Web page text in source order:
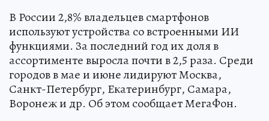
В России 2,8% владельцев смартфонов
используют устройства со встроенными ИИ
функциями. За последний год их доля в
ассортименте выросла почти в 2,5 раза. Среди
городов в мае и июне лидируют Москва,
Санкт-Петербург, Екатеринбург, Самара,
Воронеж и др. Об этом сообщает МегаФон.